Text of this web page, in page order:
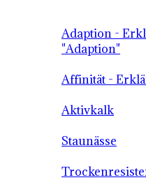
Adaption -
"Adaption"
Affinität -
Aktivkalk
Staunässe